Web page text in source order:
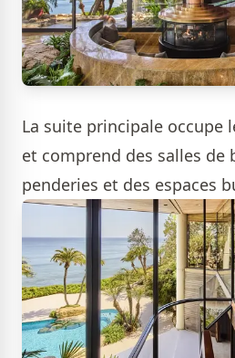
La suite principale occupe
et comprend des salles de
penderies et des espaces